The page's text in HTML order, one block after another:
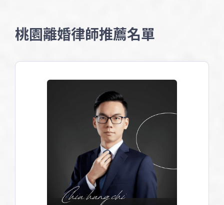
桃園離婚律師推薦名單